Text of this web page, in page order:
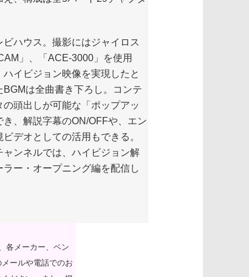
ハウス。撮影にはジャイロス
」、「ACE-3000」を使用
イビジョン映像を実現したと
は全曲書き下ろし。コンテ
頭出しが可能な「ポップアッ
、解説字幕のON/OFFや、エン
デオとしての活用もできる。
ャンネルでは、ハイビジョン解
ー・オープニング編を配信し
各メーカー、ベン
ールや電話でのお